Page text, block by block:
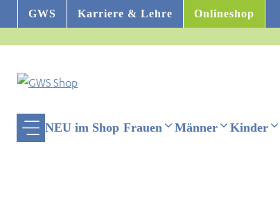
Inhalt
springen
GWS Karriere & Lehre Onlineshop
NEU im Shop Frauen Männer Kinder